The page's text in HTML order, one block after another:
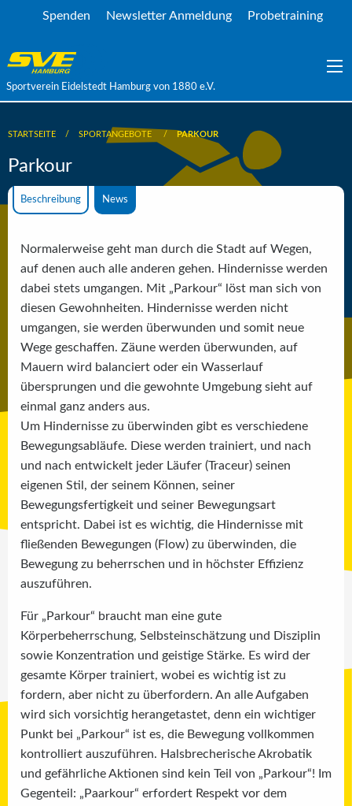
Spenden Newsletter Anmeldung Probetraining
Sportverein Eidelstedt Hamburg von 1880 e.V.
STARTSEITE SPORTANGEBOTE PARKOUR
Parkour
Beschreibung News
Normalerweise geht man durch die Stadt auf Wegen,
auf denen auch alle anderen gehen. Hindernisse werden
dabei stets umgangen. Mit „Parkour“ löst man sich von
diesen Gewohnheiten. Hindernisse werden nicht
umgangen, sie werden überwunden und somit neue
Wege geschaffen. Zäune werden überwunden, auf
Mauern wird balanciert oder ein Wasserlauf
übersprungen und die gewohnte Umgebung sieht auf
einmal ganz anders aus.
Um Hindernisse zu überwinden gibt es verschiedene
Bewegungsabläufe. Diese werden trainiert, und nach
und nach entwickelt jeder Läufer (Traceur) seinen
eigenen Stil, der seinem Können, seiner
Bewegungsfertigkeit und seiner Bewegungsart
entspricht. Dabei ist es wichtig, die Hindernisse mit
fließenden Bewegungen (Flow) zu überwinden, die
Bewegung zu beherrschen und in höchster Effizienz
auszuführen.
Für „Parkour“ braucht man eine gute
Körperbeherrschung, Selbsteinschätzung und Disziplin
sowie Konzentration und geistige Stärke. Es wird der
gesamte Körper trainiert, wobei es wichtig ist zu
fordern, aber nicht zu überfordern. An alle Aufgaben
wird sich vorsichtig herangetastet, denn ein wichtiger
Punkt bei „Parkour“ ist es, die Bewegung vollkommen
kontrolliert auszuführen. Halsbrecherische Akrobatik
und gefährliche Aktionen sind kein Teil von „Parkour“! Im
Gegenteil: „Paarkour“ erfordert Respekt vor dem